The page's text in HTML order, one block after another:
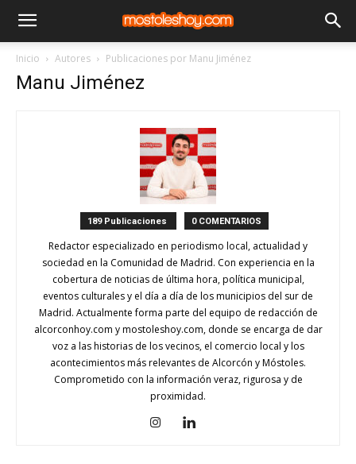
Inicio Autores Publicaciones por Manu Jiménez
Manu Jiménez
189 Publicaciones 0 COMENTARIOS
Redactor especializado en periodismo local, actualidad y
sociedad en la Comunidad de Madrid. Con experiencia en la
cobertura de noticias de última hora, política municipal,
eventos culturales y el día a día de los municipios del sur de
Madrid. Actualmente forma parte del equipo de redacción de
alcorconhoy.com y mostoleshoy.com, donde se encarga de dar
voz a las historias de los vecinos, el comercio local y los
acontecimientos más relevantes de Alcorcón y Móstoles.
Comprometido con la información veraz, rigurosa y de
proximidad.